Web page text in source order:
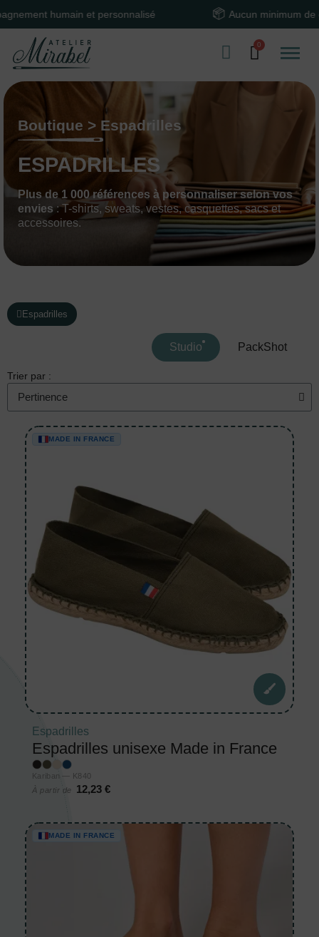
humain et personnalisé Aucun minimum de
Boutique > Espadrilles
ESPADRILLES
Plus de 1 000 références à personnaliser selon vos
envies : T-shirts, sweats, vestes, casquettes, sacs et
accessoires.
Espadrilles
Studio PackShot
Trier par :
MADE IN FRANCE
Espadrilles
Espadrilles unisexe Made in France
Kariban — K840
À partir de
12,23 €
MADE IN FRANCE